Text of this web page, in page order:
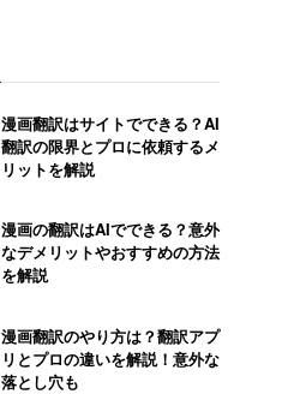
漫画翻訳はサイトでできる？AI
翻訳の限界とプロに依頼するメ
リットを解説
漫画の翻訳はAIでできる？意外
なデメリットやおすすめの方法
を解説
漫画翻訳のやり方は？翻訳アプ
リとプロの違いを解説！意外な
落とし穴も